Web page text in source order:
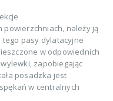
powierzchniach, należy ją
tego pasy dylatacyjne
w odpowiednich
zapobiegając
posadzka jest
w centralnych